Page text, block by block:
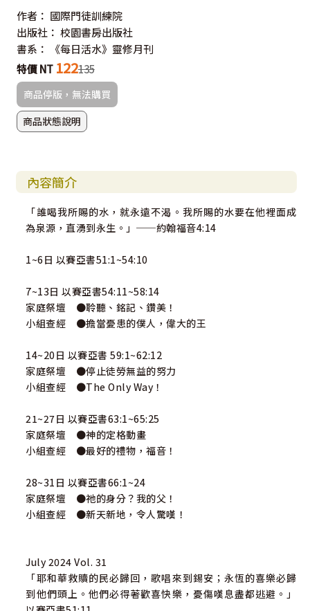
作者： 國際門徒訓練院
出版社： 校園書房出版社
書系：
《每日活水》靈修月刊
特價 NT 122135
商品停版，無法購買
商品狀態說明
內容簡介
「誰喝我所賜的水，就永遠不渴。我所賜的水要在他裡面成
為泉源，直湧到永生。」──約翰福音4:14
1~6日 以賽亞書51:1~54:10
7~13日 以賽亞書54:11~58:14
家庭祭壇 ●聆聽、銘記、鑽美！
小組查經 ●擔當憂患的僕人，偉大的王
14~20日 以賽亞書 59:1~62:12
家庭祭壇 ●停止徒勞無益的努力
小組查經 ●The Only Way！
21~27日 以賽亞書63:1~65:25
家庭祭壇 ●神的定格動畫
小組查經 ●最好的禮物，福音！
28~31日 以賽亞書66:1~24
家庭祭壇 ●祂的身分？我的父！
小組查經 ●新天新地，令人驚嘆！
July 2024 Vol. 31
「耶和華救贖的民必歸回，歌唱來到錫安；永恆的喜樂必歸
到他們頭上。他們必得著歡喜快樂，憂傷嘆息盡都逃避。」